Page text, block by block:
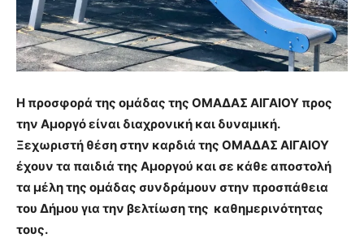
Η προσφορά της ομάδας της ΟΜΑΔΑΣ ΑΙΓΑΙΟΥ προς
την Αμοργό είναι διαχρονική και δυναμική.
Ξεχωριστή θέση στην καρδιά της ΟΜΑΔΑΣ ΑΙΓΑΙΟΥ
έχουν τα παιδιά της Αμοργού και σε κάθε αποστολή
τα μέλη της ομάδας συνδράμουν στην προσπάθεια
του Δήμου για την βελτίωση της καθημερινότητας
τους.